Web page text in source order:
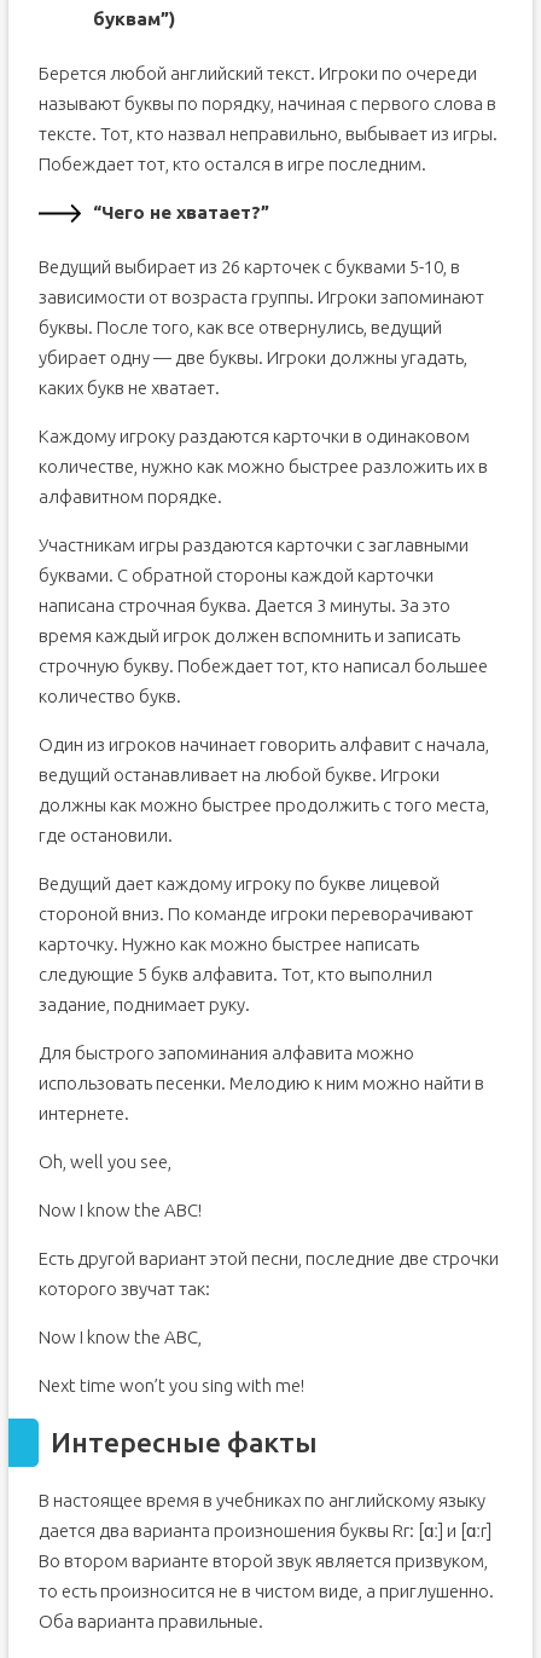
буквам”)
Берется любой английский текст. Игроки по очереди
называют буквы по порядку, начиная с первого слова в
тексте. Тот, кто назвал неправильно, выбывает из игры.
Побеждает тот, кто остался в игре последним.
“Чего не хватает?”
Ведущий выбирает из 26 карточек с буквами 5-10, в
зависимости от возраста группы. Игроки запоминают
буквы. После того, как все отвернулись, ведущий
убирает одну — две буквы. Игроки должны угадать,
каких букв не хватает.
Каждому игроку раздаются карточки в одинаковом
количестве, нужно как можно быстрее разложить их в
алфавитном порядке.
Участникам игры раздаются карточки с заглавными
буквами. С обратной стороны каждой карточки
написана строчная буква. Дается 3 минуты. За это
время каждый игрок должен вспомнить и записать
строчную букву. Побеждает тот, кто написал большее
количество букв.
Один из игроков начинает говорить алфавит с начала,
ведущий останавливает на любой букве. Игроки
должны как можно быстрее продолжить с того места,
где остановили.
Ведущий дает каждому игроку по букве лицевой
стороной вниз. По команде игроки переворачивают
карточку. Нужно как можно быстрее написать
следующие 5 букв алфавита. Тот, кто выполнил
задание, поднимает руку.
Для быстрого запоминания алфавита можно
использовать песенки. Мелодию к ним можно найти в
интернете.
Oh, well you see,
Now I know the ABC!
Есть другой вариант этой песни, последние две строчки
которого звучат так:
Now I know the ABC,
Next time won’t you sing with me!
Интересные факты
В настоящее время в учебниках по английскому языку
дается два варианта произношения буквы Rr: [ɑː] и [ɑːr]
Во втором варианте второй звук является призвуком,
то есть произносится не в чистом виде, а приглушенно.
Оба варианта правильные.